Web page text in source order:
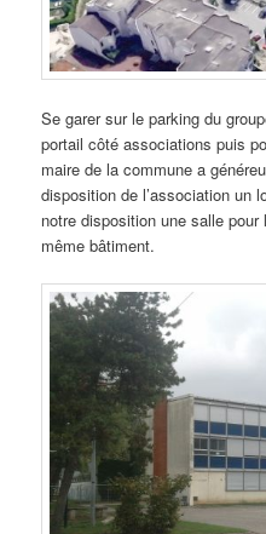
Se garer sur le parking du
portail côté associations puis
maire de la commune a
disposition de l’association un
notre disposition une salle
même bâtiment.